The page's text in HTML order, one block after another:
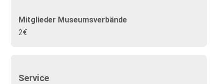
Mitglieder Museumsverbände
2€
Service